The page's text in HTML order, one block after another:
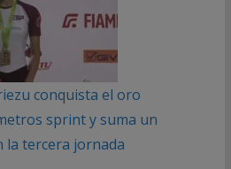
conquista el oro
sprint y suma un
la tercera jornada